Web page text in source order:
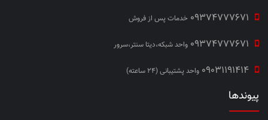
09374777671 خدمات پس از فروش
09374777671 واحد شبکه،دیتا سنتر،سرور
09031191414 واحد پشتیبانی (24 ساعته)
پیوندها